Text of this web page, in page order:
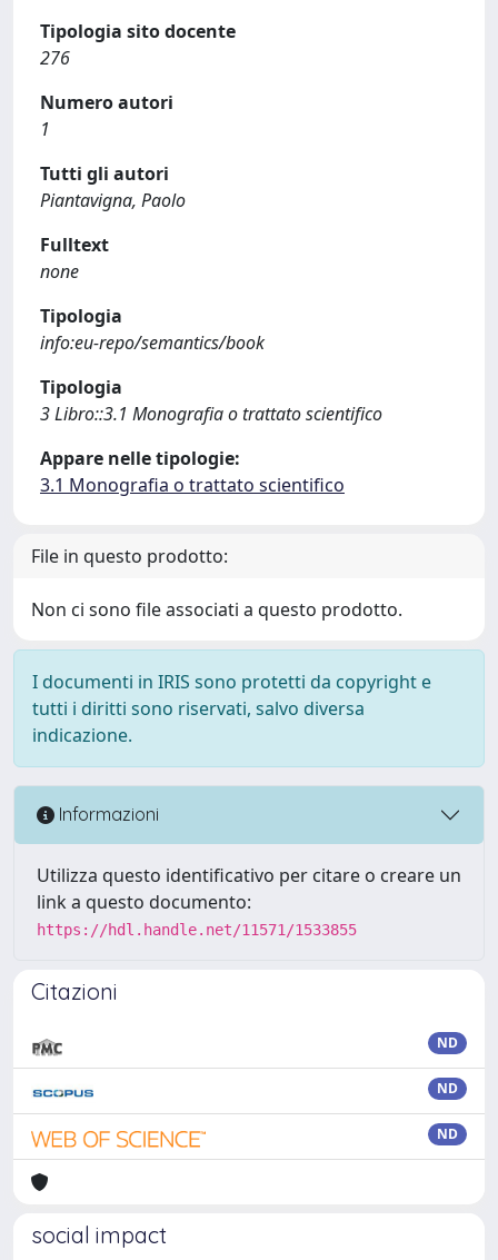
Tipologia sito docente
276
Numero autori
1
Tutti gli autori
Piantavigna, Paolo
Fulltext
none
Tipologia
info:eu-repo/semantics/book
Tipologia
3 Libro::3.1 Monografia o trattato scientifico
Appare nelle tipologie:
3.1 Monografia o trattato scientifico
File in questo prodotto:
Non ci sono file associati a questo prodotto.
I documenti in IRIS sono protetti da copyright e
tutti i diritti sono riservati, salvo diversa
indicazione.
Informazioni
Utilizza questo identificativo per citare o creare un
link a questo documento:
https://hdl.handle.net/11571/1533855
Citazioni
ND
ND
ND
social impact